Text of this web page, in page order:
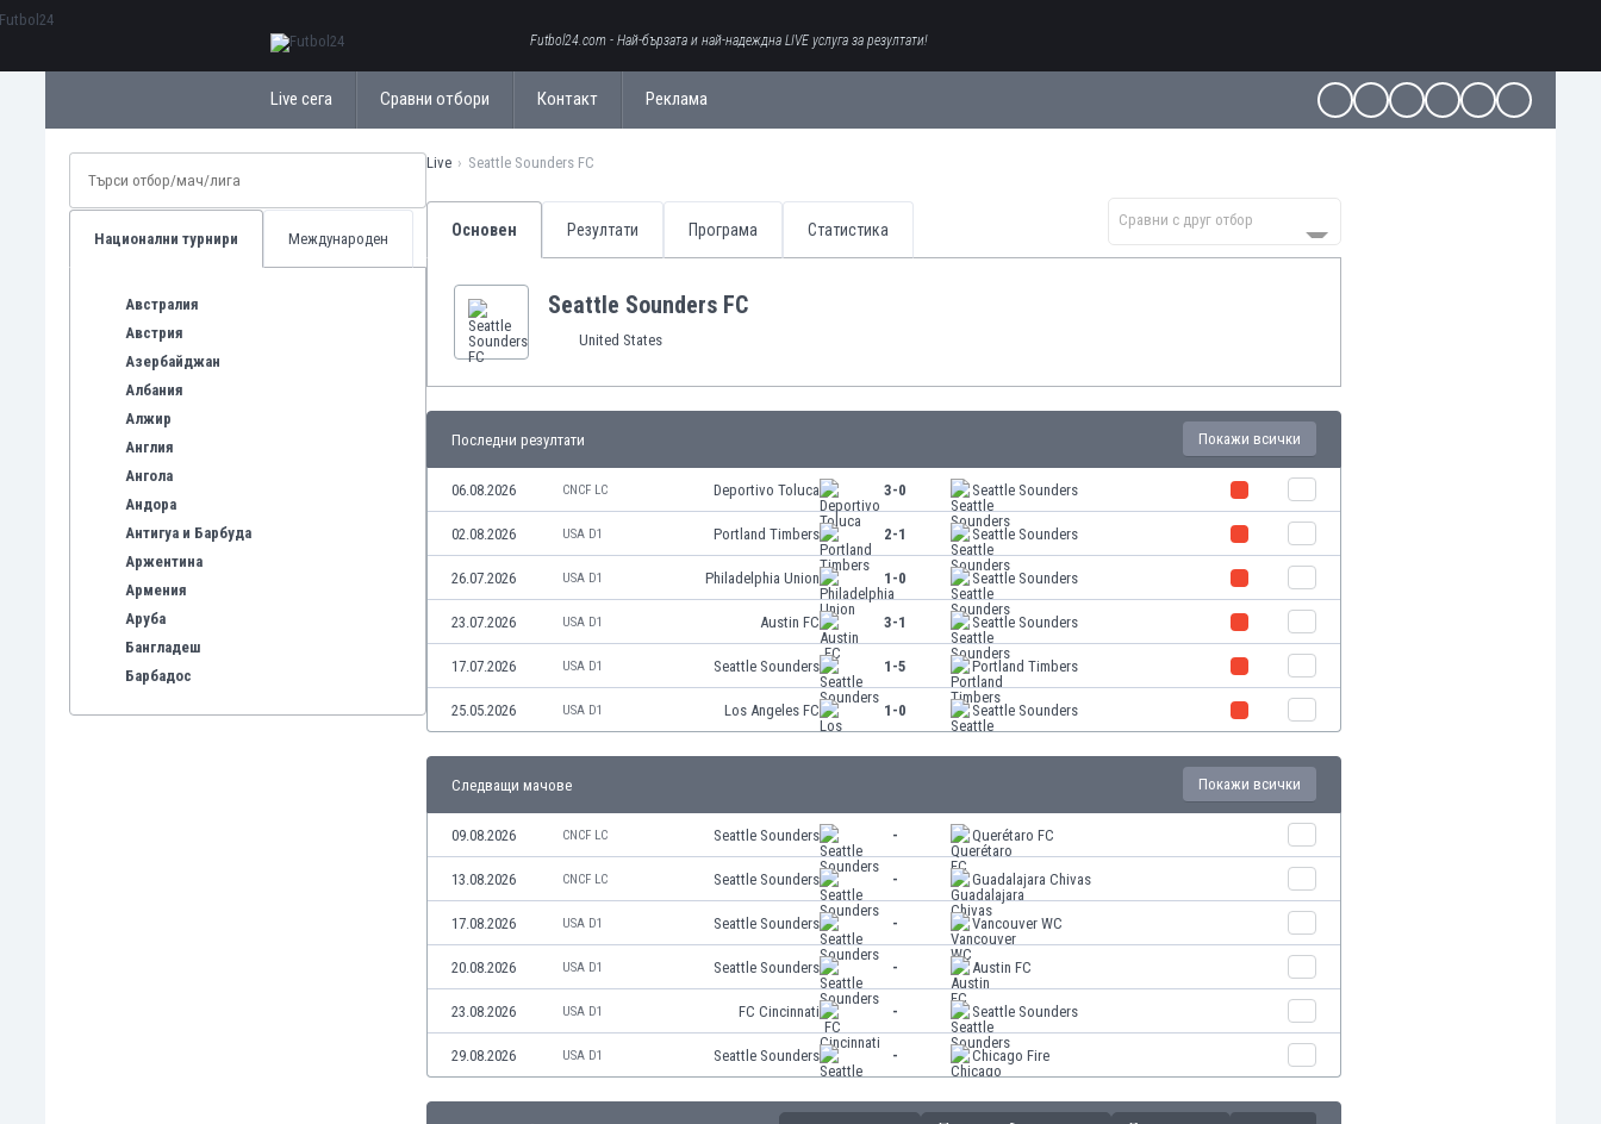
Futbol24.com - Най-бързата и най-надеждна LIVE услуга за резултати!
Live сега Сравни отбори Контакт Реклама
Национални турнири Международен
Австралия
Австрия
Азербайджан
Албания
Алжир
Англия
Ангола
Андора
Антигуа и Барбуда
Аржентина
Армения
Аруба
Бангладеш
Барбадос
Live Seattle Sounders FC
Основен Резултати Програма Статистика
Сравни с друг отбор
Seattle Sounders FC
United States
Последни резултати Покажи всички
06.08.2026 CNCF LC Deportivo Toluca 3-0 Seattle Sounders
02.08.2026 USA D1 Portland Timbers 2-1 Seattle Sounders
26.07.2026 USA D1 Philadelphia Union 1-0 Seattle Sounders
23.07.2026 USA D1 Austin FC 3-1 Seattle Sounders
17.07.2026 USA D1 Seattle Sounders 1-5 Portland Timbers
25.05.2026 USA D1 Los Angeles FC 1-0 Seattle Sounders
Следващи мачове Покажи всички
09.08.2026 CNCF LC Seattle Sounders - Querétaro FC
13.08.2026 CNCF LC Seattle Sounders - Guadalajara Chivas
17.08.2026 USA D1 Seattle Sounders - Vancouver WC
20.08.2026 USA D1 Seattle Sounders - Austin FC
23.08.2026 USA D1 FC Cincinnati - Seattle Sounders
29.08.2026 USA D1 Seattle Sounders - Chicago Fire